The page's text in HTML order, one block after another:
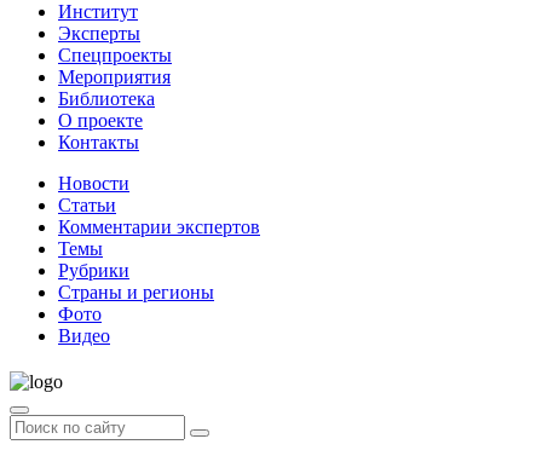
Институт
Эксперты
Спецпроекты
Мероприятия
Библиотека
О проекте
Контакты
Новости
Статьи
Комментарии экспертов
Темы
Рубрики
Страны и регионы
Фото
Видео